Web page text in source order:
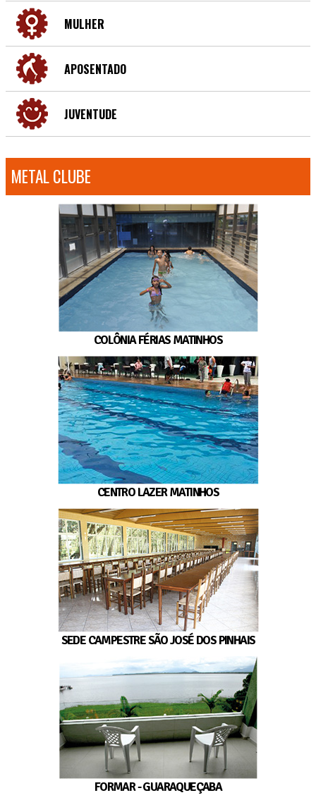
MULHER
APOSENTADO
JUVENTUDE
METAL CLUBE
COLÔNIA FÉRIAS MATINHOS
CENTRO LAZER MATINHOS
SEDE CAMPESTRE SÃO JOSÉ DOS PINHAIS
FORMAR - GUARAQUEÇABA